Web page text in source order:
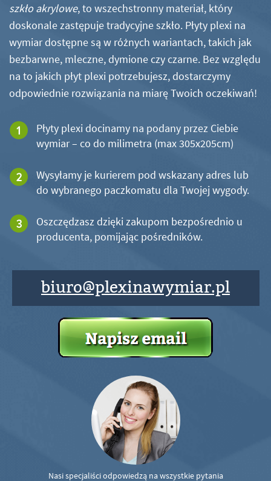
szkło akrylowe, to wszechstronny materiał, który
doskonale zastępuje tradycyjne szkło. Płyty plexi na
wymiar dostępne są w różnych wariantach, takich jak
bezbarwne, mleczne, dymione czy czarne. Bez względu
na to jakich płyt plexi potrzebujesz, dostarczymy
odpowiednie rozwiązania na miarę Twoich oczekiwań!
Płyty plexi docinamy na podany przez Ciebie
wymiar – co do milimetra (max 305x205cm)
Wysyłamy je kurierem pod wskazany adres lub
do wybranego paczkomatu dla Twojej wygody.
Oszczędzasz dzięki zakupom bezpośrednio u
producenta, pomijając pośredników.
biuro@plexinawymiar.pl
Nasi specjaliści odpowiedzą na wszystkie pytania